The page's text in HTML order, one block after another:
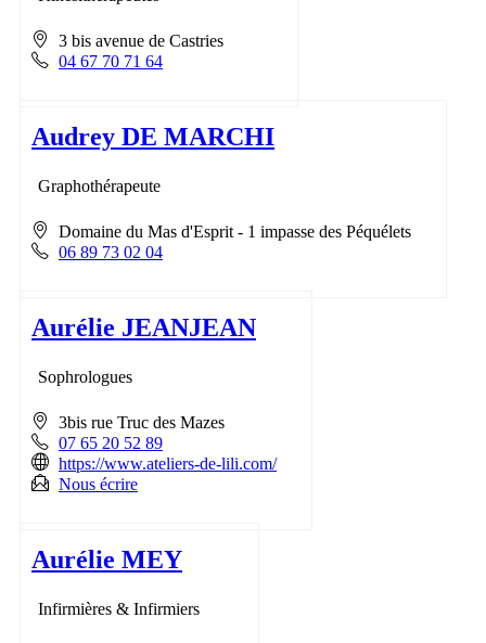
3 bis avenue de Castries
04 67 70 71 64
Audrey DE MARCHI
Graphothérapeute
Domaine du Mas d'Esprit - 1 impasse des Péquélets
06 89 73 02 04
Aurélie JEANJEAN
Sophrologues
3bis rue Truc des Mazes
07 65 20 52 89
https://www.ateliers-de-lili.com/
Nous écrire
Aurélie MEY
Infirmières & Infirmiers